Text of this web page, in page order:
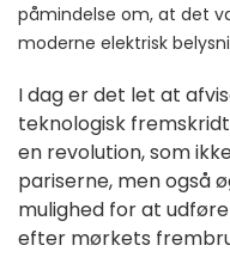
påmindelse om, at det
moderne elektrisk
I dag er det let at
teknologisk
en revolution, som
pariserne, men også
mulighed for at
efter mørkets